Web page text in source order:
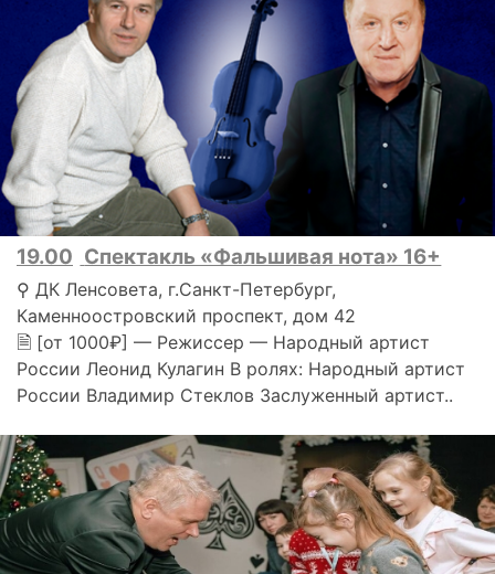
19.00 Спектакль «Фальшивая нота» 16+
⚲ ДК Ленсовета, г.Санкт-Петербург,
Каменноостровский проспект, дом 42
🗎 [от 1000₽] — Режиссер — Народный артист
России Леонид Кулагин В ролях: Народный артист
России Владимир Стеклов Заслуженный артист..